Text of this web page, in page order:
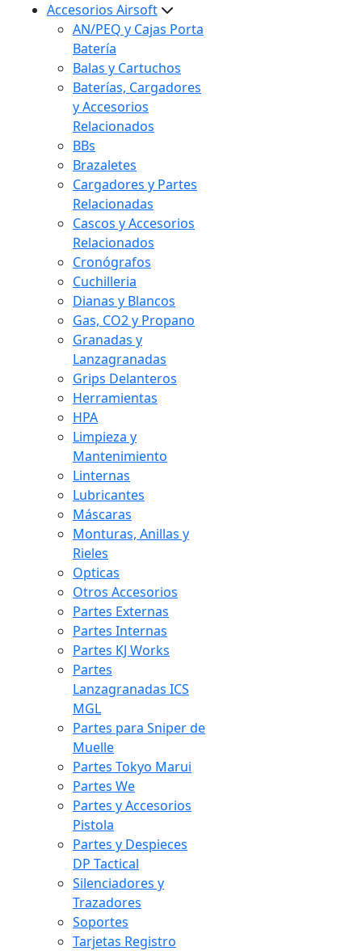
Accesorios Airsoft
AN/PEQ y Cajas Porta
Batería
Balas y Cartuchos
Baterías, Cargadores
y Accesorios
Relacionados
BBs
Brazaletes
Cargadores y Partes
Relacionadas
Cascos y Accesorios
Relacionados
Cronógrafos
Cuchilleria
Dianas y Blancos
Gas, CO2 y Propano
Granadas y
Lanzagranadas
Grips Delanteros
Herramientas
HPA
Limpieza y
Mantenimiento
Linternas
Lubricantes
Máscaras
Monturas, Anillas y
Rieles
Opticas
Otros Accesorios
Partes Externas
Partes Internas
Partes KJ Works
Partes
Lanzagranadas ICS
MGL
Partes para Sniper de
Muelle
Partes Tokyo Marui
Partes We
Partes y Accesorios
Pistola
Partes y Despieces
DP Tactical
Silenciadores y
Trazadores
Soportes
Tarjetas Registro